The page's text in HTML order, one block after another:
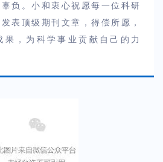
负。小和衷心祝愿每一位科研
表顶级期刊文章，得偿所愿，
果，为科学事业贡献自己的力